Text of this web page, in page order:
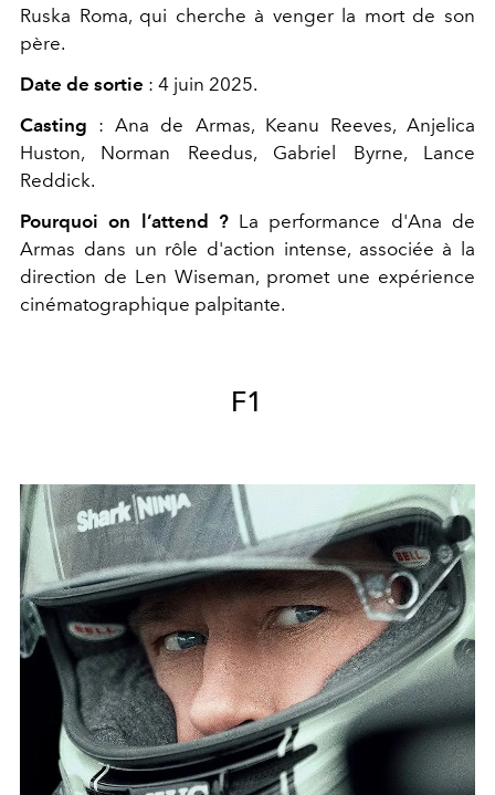
Ruska Roma, qui cherche à venger la mort de son
père.
Date de sortie : 4 juin 2025.
Casting : Ana de Armas, Keanu Reeves, Anjelica
Huston, Norman Reedus, Gabriel Byrne, Lance
Reddick.
Pourquoi on l’attend ?La performance d'Ana de
Armas dans un rôle d'action intense, associée à la
direction de Len Wiseman, promet une expérience
cinématographique palpitante.
F1